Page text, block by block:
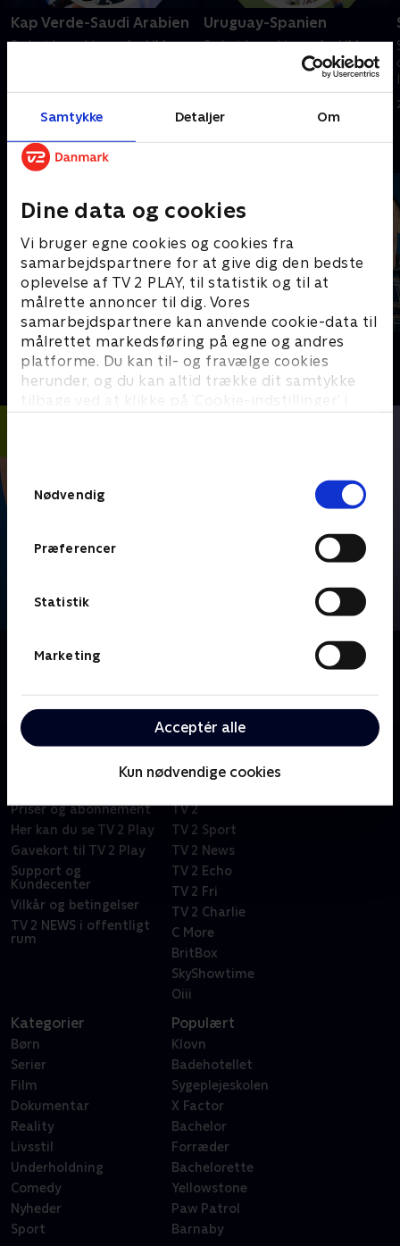
Samtykke Detaljer Om
Dine data og cookies
Vi bruger egne cookies og cookies fra
samarbejdspartnere for at give dig den bedste
oplevelse af TV 2 PLAY, til statistik og til at
målrette annoncer til dig. Vores
samarbejdspartnere kan anvende cookie-data til
målrettet markedsføring på egne og andres
platforme. Du kan til- og fravælge cookies
herunder, og du kan altid trække dit samtykke
tilbage ved at klikke på ’Cookie-indstillinger’ i
Nødvendig
Præferencer
Statistik
Marketing
Acceptér alle
Kun nødvendige cookies
Kap Verde-Saudi Arabien
Se højdepunkterne fra VM-
Uruguay-Spanien
Se højdepunkterne fra VM-
opgøret mellem Uruguay og
Andre så også
Sport Fokus
Sport
PLAYER
Fodbold
Om FIFA VM 2026 - Højdepunkter
Priser og abonnement
Her kan du se TV 2 Play
Gavekort til TV 2 Play
Support og
Kundecenter
Vilkår og betingelser
TV 2 NEWS i offentligt
rum
TV 2
TV 2 Sport
TV 2 News
TV 2 Echo
TV 2 Fri
TV 2 Charlie
C More
BritBox
SkyShowtime
Oiii
Kategorier
Børn
Serier
Film
Dokumentar
Reality
Livsstil
Underholdning
Comedy
Nyheder
Sport
Populært
Klovn
Badehotellet
Sygeplejeskolen
X Factor
Bachelor
Forræder
Bachelorette
Yellowstone
Paw Patrol
Barnaby